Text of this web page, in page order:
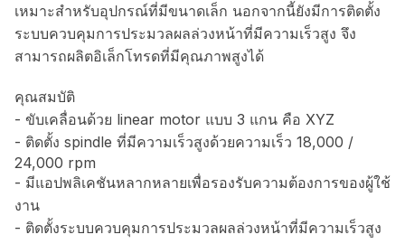
เหมาะสำหรับอุปกรณ์ที่มีขนาดเล็ก นอกจากนี้ยังมีการติดตั้ง
ระบบควบคุมการประมวลผลล่วงหน้าที่มีความเร็วสูง จึง
สามารถผลิตอิเล็กโทรดที่มีคุณภาพสูงได้
คุณสมบัติ
- ขับเคลื่อนด้วย linear motor แบบ 3 แกน คือ XYZ
- ติดตั้ง spindle ที่มีความเร็วสูงด้วยความเร็ว 18,000 /
24,000 rpm
- มีแอปพลิเคชันหลากหลายเพื่อรองรับความต้องการของผู้ใช้
งาน
- ติดตั้งระบบควบคุมการประมวลผลล่วงหน้าที่มีความเร็วสูง